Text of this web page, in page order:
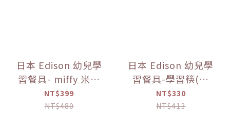
日本 Edison 幼兒學
習餐具- miffy 米菲
寶餐具【優惠限
NT$399
NT$480
日本 Edison 幼兒學
習餐具-學習筷(右
手) -miffy 米菲兔
(右手)/(左手)【優
NT$330
NT$413